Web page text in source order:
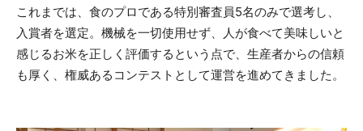
これまでは、食のプロである特別審査員5名のみで選考し、
入賞者を選定。機械を一切使用せず、人が食べて美味しいと
感じるお米を正しく評価するという点で、生産者からの信頼
も厚く、権威あるコンテストとして運営を進めてきました。